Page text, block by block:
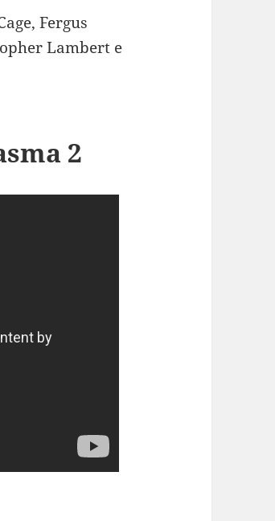
Fergus
Lambert e
2